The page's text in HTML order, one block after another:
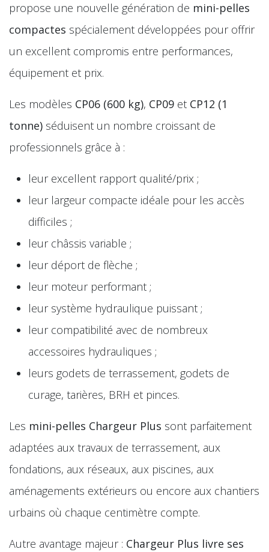
propose une nouvelle génération de mini-pelles
compactes spécialement développées pour offrir
un excellent compromis entre performances,
équipement et prix.
Les modèles CP06 (600 kg), CP09 et CP12 (1
tonne) séduisent un nombre croissant de
professionnels grâce à :
leur excellent rapport qualité/prix ;
leur largeur compacte idéale pour les accès
difficiles ;
leur châssis variable ;
leur déport de flèche ;
leur moteur performant ;
leur système hydraulique puissant ;
leur compatibilité avec de nombreux
accessoires hydrauliques ;
leurs godets de terrassement, godets de
curage, tarières, BRH et pinces.
Les mini-pelles Chargeur Plus sont parfaitement
adaptées aux travaux de terrassement, aux
fondations, aux réseaux, aux piscines, aux
aménagements extérieurs ou encore aux chantiers
urbains où chaque centimètre compte.
Autre avantage majeur : Chargeur Plus livre ses